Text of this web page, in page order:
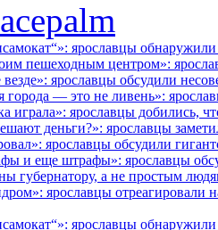
ярославцы
пешеходным центром»:
ярославцы обсудили
города — это не ливень»:
играла»: ярославцы добились,
деньги?»: ярославцы
ярославцы обсудили
и еще штрафы»: ярославцы
губернатору, а не простым
ярославцы отреагировали
ярославцы